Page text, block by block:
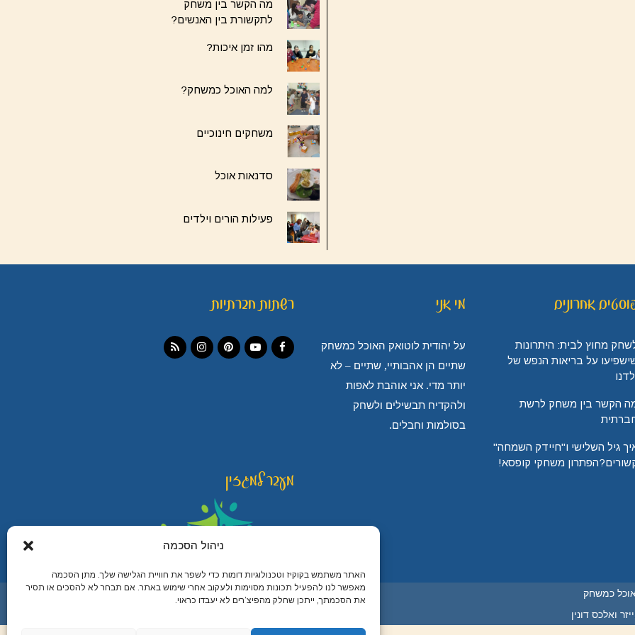
ניהול הסכמה
האתר משתמש בקוקיז וטכנולוגיות דומות כדי לשפר את חוויית הגלישה שלך. מתן הסכמה
מאפשר לנו להפעיל תכונות מסוימות ולעקוב אחרי שימוש באתר. אם תבחר לא להסכים או תסיר
את הסכמתך, ייתכן שחלק מהפיצ’רים לא יעבדו כראוי.
מה הקשר בין משחק
לתקשורת בין האנשים?
מהו זמן איכות?
למה האוכל כמשחק?
משחקים חינוכיים
סדנאות אוכל
פעילות הורים וילדים
אחרונים
מחוץ לבית: היתרונות
על בריאות הנפש של
הקשר בין משחק לרשת
גיל השלישי ו"חיידק השמחה"
משחקי קופסא!
מי אני
על יהודית לוטואק האוכל כמשחק
שתיים הן אהבותיי, שתיים – לא
יותר מדי. אני אוהבת לאפות
ולהקדיח תבשילים ולשחק
בסולמות וחבלים.
רשתות חברתיות
מעבר למגזין
כמשחק
ואלכס דונין
מיתוג עיצוב ובניית אתרים